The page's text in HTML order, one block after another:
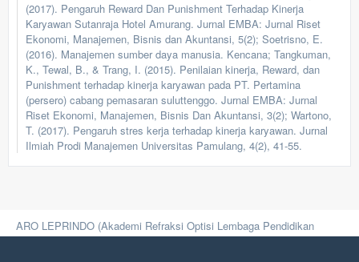
(2017). Pengaruh Reward Dan Punishment Terhadap Kinerja
Karyawan Sutanraja Hotel Amurang. Jurnal EMBA: Jurnal Riset
Ekonomi, Manajemen, Bisnis dan Akuntansi, 5(2); Soetrisno, E.
(2016). Manajemen sumber daya manusia. Kencana; Tangkuman,
K., Tewal, B., & Trang, I. (2015). Penilaian kinerja, Reward, dan
Punishment terhadap kinerja karyawan pada PT. Pertamina
(persero) cabang pemasaran suluttenggo. Jurnal EMBA: Jurnal
Riset Ekonomi, Manajemen, Bisnis Dan Akuntansi, 3(2); Wartono,
T. (2017). Pengaruh stres kerja terhadap kinerja karyawan. Jurnal
Ilmiah Prodi Manajemen Universitas Pamulang, 4(2), 41-55.
ARO LEPRINDO (Akademi Refraksi Optisi Lembaga Pendidikan
Optisien)